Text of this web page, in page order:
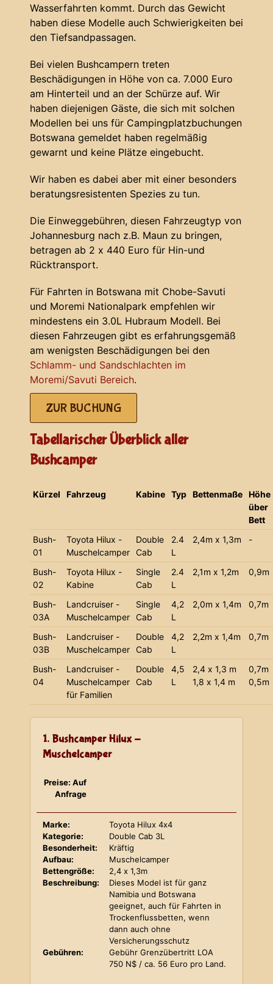
Wasserfahrten kommt. Durch das Gewicht
haben diese Modelle auch Schwierigkeiten bei
den Tiefsandpassagen.
Bei vielen Bushcampern treten
Beschädigungen in Höhe von ca. 7.000 Euro
am Hinterteil und an der Schürze auf. Wir
haben diejenigen Gäste, die sich mit solchen
Modellen bei uns für Campingplatzbuchungen
Botswana gemeldet haben regelmäßig
gewarnt und keine Plätze eingebucht.
Wir haben es dabei aber mit einer besonders
beratungsresistenten Spezies zu tun.
Die Einweggebühren, diesen Fahrzeugtyp von
Johannesburg nach z.B. Maun zu bringen,
betragen ab 2 x 440 Euro für Hin-und
Rücktransport.
Für Fahrten in Botswana mit Chobe-Savuti
und Moremi Nationalpark empfehlen wir
mindestens ein 3.0L Hubraum Modell. Bei
diesen Fahrzeugen gibt es erfahrungsgemäß
am wenigsten Beschädigungen bei den
Schlamm- und Sandschlachten im
Moremi/Savuti Bereich.
ZUR BUCHUNG
Tabellarischer Überblick aller
Bushcamper
Kürzel Fahrzeug Kabine Typ Bettenmaße Höhe
über
Bett
Bush-
01
Toyota Hilux -
Muschelcamper
Double
Cab
2.4
L
2,4m x 1,3m -
Bush-
02
Toyota Hilux -
Kabine
Single
Cab
2.4
L
2,1m x 1,2m 0,9m
Bush-
03A
Landcruiser -
Muschelcamper
Single
Cab
4,2
L
2,0m x 1,4m 0,7m
Bush-
03B
Landcruiser -
Muschelcamper
Double
Cab
4,2
L
2,2m x 1,4m 0,7m
Bush-
04
Landcruiser -
Muschelcamper
für Familien
Double
Cab
4,5
L
2,4 x 1,3 m
1,8 x 1,4 m
0,7m
0,5m
1. Bushcamper Hilux -
Muschelcamper
Preise: Auf
Anfrage
Marke:
Toyota Hilux 4x4
Kategorie:
Double Cab 3L
Besonderheit:
Kräftig
Aufbau:
Muschelcamper
Bettengröße:
2,4 x 1,3m
Beschreibung:
Dieses Model ist für ganz
Namibia und Botswana
geeignet, auch für Fahrten in
Trockenflussbetten, wenn
dann auch ohne
Versicherungsschutz
Gebühren:
Gebühr Grenzübertritt LOA
750 N$ / ca. 56 Euro pro Land.